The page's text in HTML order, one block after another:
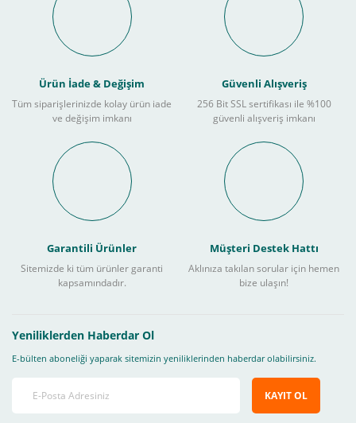
Ürün İade & Değişim
Tüm siparişlerinizde kolay ürün iade
ve değişim imkanı
Güvenli Alışveriş
256 Bit SSL sertifikası ile %100
güvenli alışveriş imkanı
Garantili Ürünler
Sitemizde ki tüm ürünler garanti
kapsamındadır.
Müşteri Destek Hattı
Aklınıza takılan sorular için hemen
bize ulaşın!
Yeniliklerden Haberdar Ol
E-bülten aboneliği yaparak sitemizin yeniliklerinden haberdar olabilirsiniz.
KAYIT OL